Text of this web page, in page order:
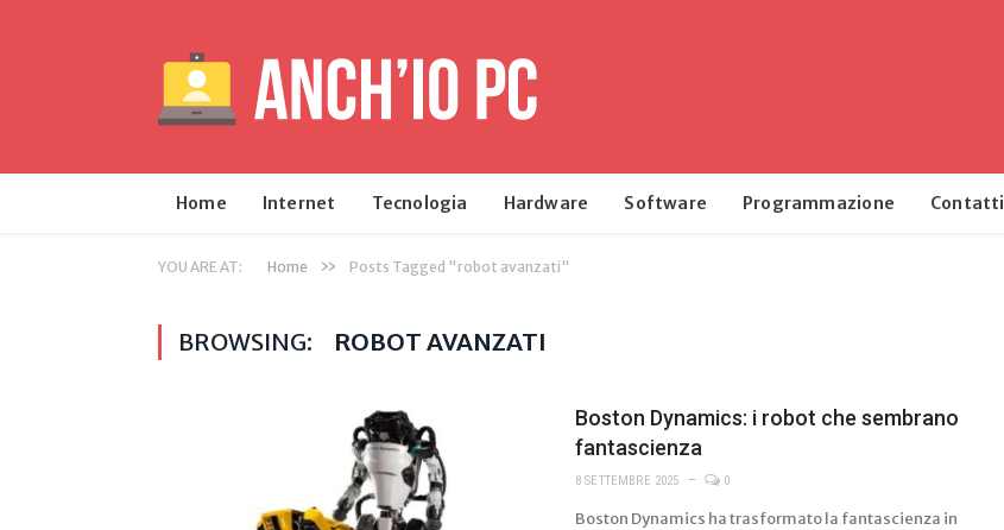
Home Internet Tecnologia Hardware Software Programmazione Contatti
YOU ARE AT: Home » Posts Tagged "robot avanzati"
BROWSING: ROBOT AVANZATI
Boston Dynamics: i robot che sembrano
fantascienza
8 SETTEMBRE 2025 0
Boston Dynamics ha trasformato la fantascienza in